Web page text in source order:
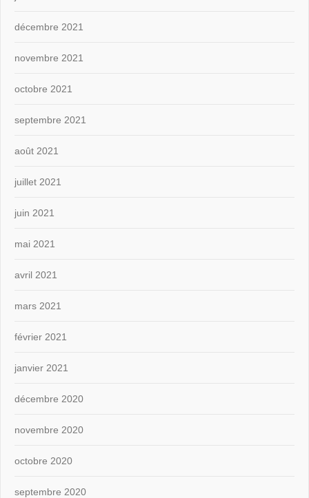
décembre 2021
novembre 2021
octobre 2021
septembre 2021
août 2021
juillet 2021
juin 2021
mai 2021
avril 2021
mars 2021
février 2021
janvier 2021
décembre 2020
novembre 2020
octobre 2020
septembre 2020